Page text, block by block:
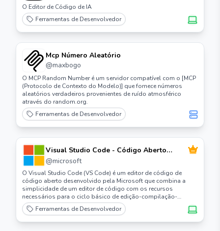
O Editor de Código de IA
Ferramentas de Desenvolvedor
Mcp Número Aleatório
@maxbogo
O MCP Random Number é um servidor compatível com o [MCP
(Protocolo de Contexto do Modelo)] que fornece números
aleatórios verdadeiros provenientes de ruído atmosférico
através do random.org.
Ferramentas de Desenvolvedor
Visual Studio Code - Código Aberto
("Code - OSS")
@microsoft
O Visual Studio Code (VS Code) é um editor de código de
código aberto desenvolvido pela Microsoft que combina a
simplicidade de um editor de código com os recursos
necessários para o ciclo básico de edição-compilação-
debbuging.
Ferramentas de Desenvolvedor